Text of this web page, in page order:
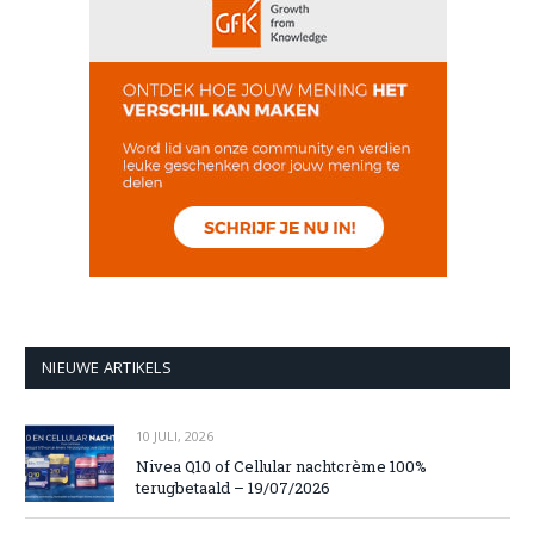
NIEUWE ARTIKELS
10 JULI, 2026
Nivea Q10 of Cellular nachtcrème 100%
terugbetaald – 19/07/2026